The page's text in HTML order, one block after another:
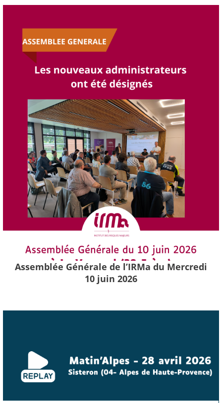
Assemblée Générale de l’IRMa du Mercredi
10 juin 2026